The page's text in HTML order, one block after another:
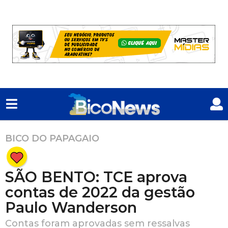
2
a
n
o
s
a
t
r
BICO DO PAPAGAIO
SÃO BENTO: TCE aprova
contas de 2022 da gestão
Paulo Wanderson
Contas foram aprovadas sem ressalvas